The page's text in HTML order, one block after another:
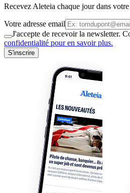
Recevez Aleteia chaque jour dans
Votre adresse email
J'accepte de recevoir la newsletter.
confidentialité pour en savoir plus.
S'inscrire